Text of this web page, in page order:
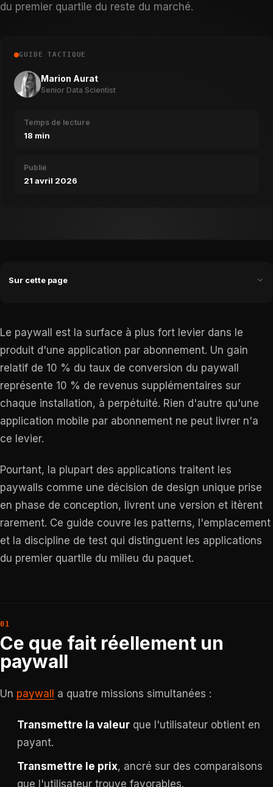
du premier quartile du reste du marché.
GUIDE TACTIQUE
Marion Aurat
Senior Data Scientist
Temps de lecture
18 min
Publié
21 avril 2026
Sur cette page
Le paywall est la surface à plus fort levier dans le
produit d'une application par abonnement. Un gain
relatif de 10 % du taux de conversion du paywall
représente 10 % de revenus supplémentaires sur
chaque installation, à perpétuité. Rien d'autre qu'une
application mobile par abonnement ne peut livrer n'a
ce levier.
Pourtant, la plupart des applications traitent les
paywalls comme une décision de design unique prise
en phase de conception, livrent une version et itèrent
rarement. Ce guide couvre les patterns, l'emplacement
et la discipline de test qui distinguent les applications
du premier quartile du milieu du paquet.
Ce que fait réellement un
paywall
Un paywall a quatre missions simultanées :
Transmettre la valeur que l'utilisateur obtient en
payant.
Transmettre le prix, ancré sur des comparaisons
que l'utilisateur trouve favorables.